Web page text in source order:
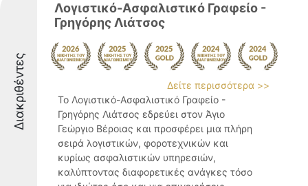
Διακριθέντες
Λογιστικό-Ασφαλιστικό Γραφείο -
Γρηγόρης Λιάτσος
Δείτε περισσότερα >>
Το Λογιστικό-Ασφαλιστικό Γραφείο -
Γρηγόρης Λιάτσος εδρεύει στον Άγιο
Γεώργιο Βέροιας και προσφέρει μια πλήρη
σειρά λογιστικών, φοροτεχνικών και
κυρίως ασφαλιστικών υπηρεσιών,
καλύπτοντας διαφορετικές ανάγκες τόσο